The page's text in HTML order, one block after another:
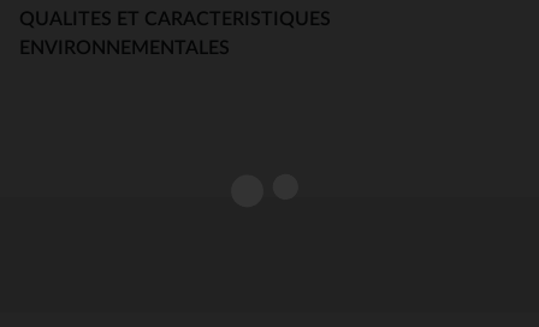
QUALITES ET CARACTERISTIQUES
ENVIRONNEMENTALES